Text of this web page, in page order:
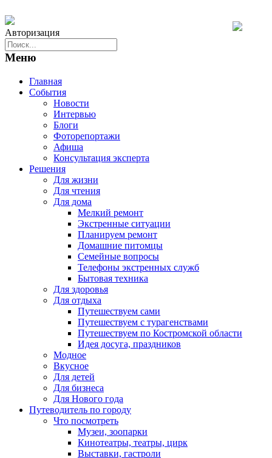
Авторизация
Меню
Главная
События
Новости
Интервью
Блоги
Фоторепортажи
Афиша
Консультация эксперта
Решения
Для жизни
Для чтения
Для дома
Мелкий ремонт
Экстренные ситуации
Планируем ремонт
Домашние питомцы
Семейные вопросы
Телефоны экстренных служб
Бытовая техника
Для здоровья
Для отдыха
Путешествуем сами
Путешествуем с турагенствами
Путешествуем по Костромской области
Идея досуга, праздников
Модное
Вкусное
Для детей
Для бизнеса
Для Нового года
Путеводитель по городу
Что посмотреть
Музеи, зоопарки
Кинотеатры, театры, цирк
Выставки, гастроли